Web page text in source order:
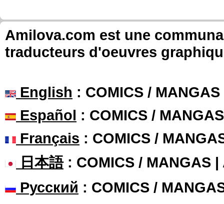
Amilova.com est une
traducteurs d'oeuvres
English : COMICS /
Español : COMICS /
Français : COMICS /
日本語: COMICS / MANGAS |
Русский : COMICS /